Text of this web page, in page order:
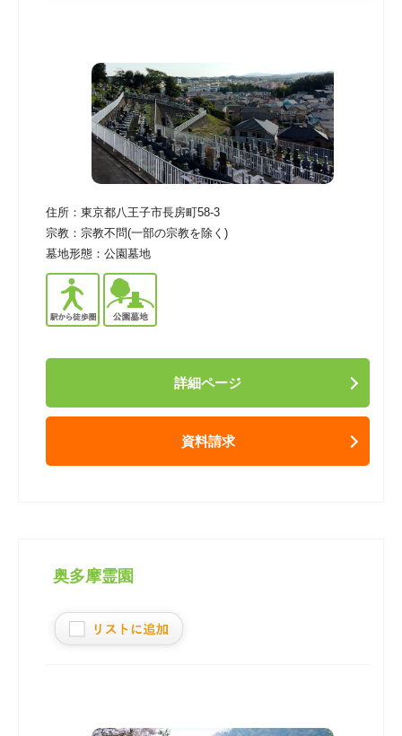
住所： 東京都八王子市長房町58-3
宗教： 宗教不問(一部の宗教を除く)
墓地形態： 公園墓地
詳細ページ
資料請求
奥多摩霊園